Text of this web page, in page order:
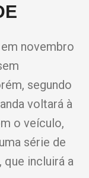
novembro
segundo
voltará à
o veículo,
série de
que incluirá a